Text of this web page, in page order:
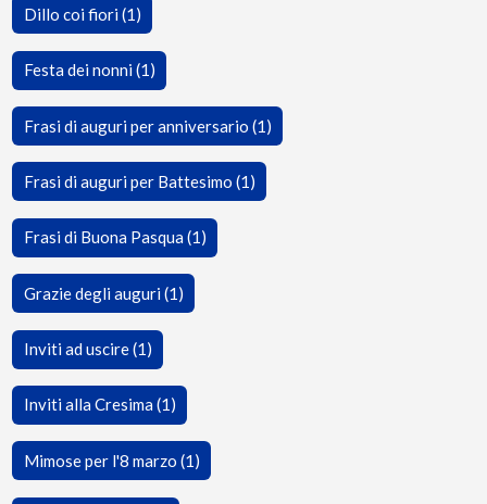
Dillo coi fiori (1)
Festa dei nonni (1)
Frasi di auguri per anniversario (1)
Frasi di auguri per Battesimo (1)
Frasi di Buona Pasqua (1)
Grazie degli auguri (1)
Inviti ad uscire (1)
Inviti alla Cresima (1)
Mimose per l'8 marzo (1)